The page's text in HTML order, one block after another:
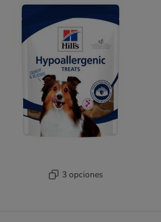
3 opciones